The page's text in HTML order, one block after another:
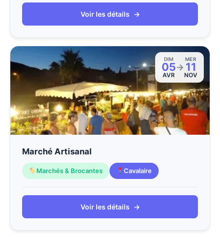
Voir les détails →
DIM
05
AVR
→
MER
11
NOV
Marché Artisanal
Marchés & Brocantes Cavalaire
Voir les détails →